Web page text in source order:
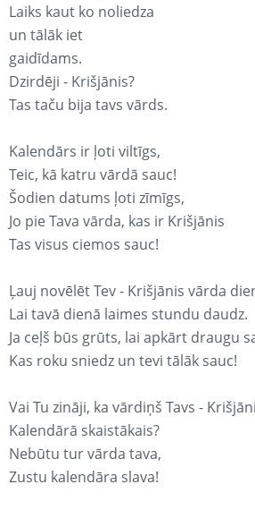
Laiks kaut ko noliedza
un tālāk iet
gaidīdams.
Dzirdēji - Krišjānis?
Tas taču bija tavs vārds.
Kalendārs ir ļoti viltīgs,
Teic, kā katru vārdā sauc!
Šodien datums ļoti zīmīgs,
Jo pie Tava vārda, kas ir Krišjānis
Tas visus ciemos sauc!
Ļauj novēlēt Tev - Krišjānis vārda
Lai tavā dienā laimes stundu daudz.
Ja ceļš būs grūts, lai apkārt draugu
Kas roku sniedz un tevi tālāk sauc!
Vai Tu zināji, ka vārdiņš Tavs -
Kalendārā skaistākais?
Nebūtu tur vārda tava,
Zustu kalendāra slava!